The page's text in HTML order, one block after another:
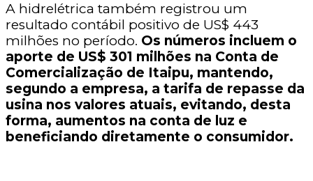
A hidrelétrica também registrou um
resultado contábil positivo de US$ 443
milhões no período. Os números incluem o
aporte de US$ 301 milhões na Conta de
Comercialização de Itaipu, mantendo,
segundo a empresa, a tarifa de repasse da
usina nos valores atuais, evitando, desta
forma, aumentos na conta de luz e
beneficiando diretamente o consumidor.